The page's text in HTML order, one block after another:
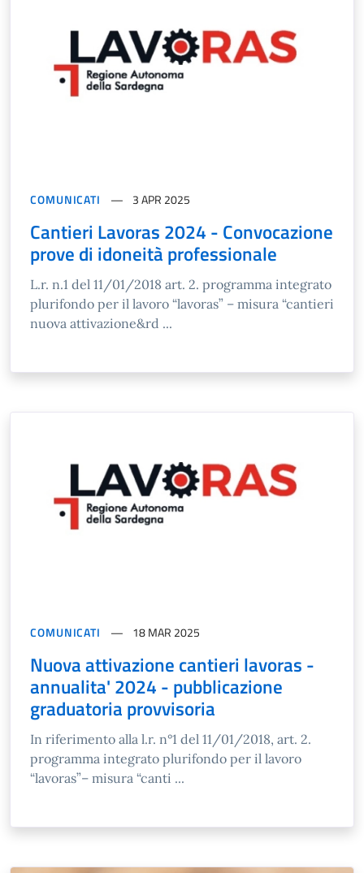
COMUNICATI 3 APR 2025
Cantieri Lavoras 2024 - Convocazione
prove di idoneità professionale
L.r. n.1 del 11/01/2018 art. 2. programma integrato
plurifondo per il lavoro “lavoras” – misura “cantieri
nuova attivazione&rd ...
COMUNICATI 18 MAR 2025
Nuova attivazione cantieri lavoras -
annualita' 2024 - pubblicazione
graduatoria provvisoria
In riferimento alla l.r. n°1 del 11/01/2018, art. 2.
programma integrato plurifondo per il lavoro
“lavoras”– misura “canti ...